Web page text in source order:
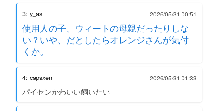
3: y_as 2026/05/31 00:51
使用人の子、ウィートの母親だったりしな
い？いや、だとしたらオレンジさんが気付
くか。
4: capsxen 2026/05/31 01:33
パイセンかわいい飼いたい